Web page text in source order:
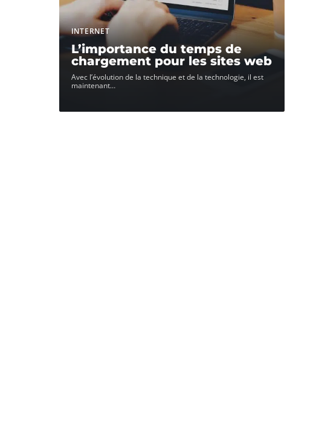
INTERNET
L’importance du temps de
chargement pour les sites web
Avec l’évolution de la technique et de la technologie, il est
maintenant…